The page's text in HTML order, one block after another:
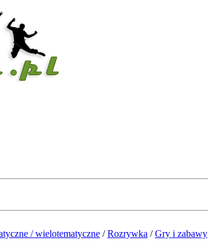
/ wielotematyczne /Rozrywka /Gry i zabawy